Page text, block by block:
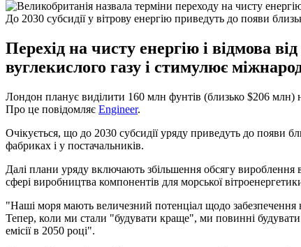
До 2030 субсидії у вітрову енергію приведуть до появи
Перехід на чисту енергію і відмова
вуглекислого газу і стимулює
Лондон планує виділити 160 млн фунтів (близько $206 млн)
Про це повідомляє Engineer.
Очікується, що до 2030 субсидії уряду приведуть до появи
фабриках і у постачальників.
Далі плани уряду включають збільшення обсягу вироблення
сфері виробництва компонентів для морської
"Наші моря мають величезний потенціал щодо забезпечення
Тепер, коли ми стали "будувати краще", ми повинні будувати
емісії в 2050 році".